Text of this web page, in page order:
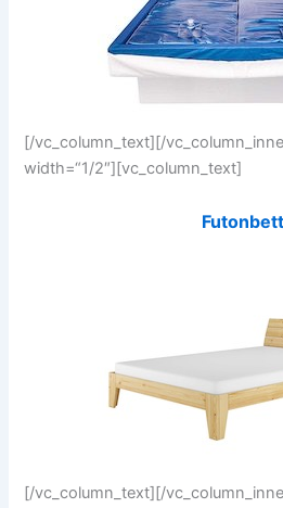
[/vc_column_text][/
width=“1/2″][vc_column_text]
Futonbett
[/vc_column_text][/